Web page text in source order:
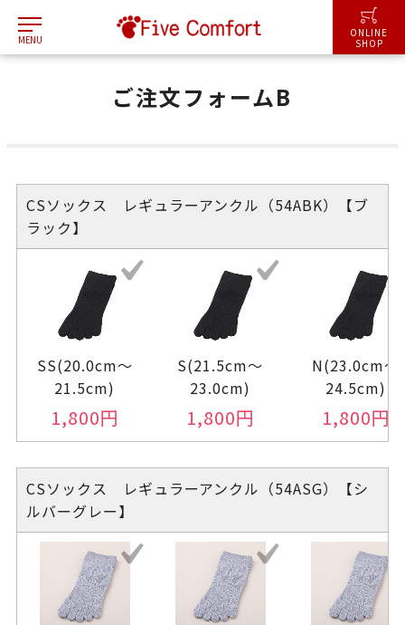
MENU
ONLINE
SHOP
ご注文フォームB
CSソックス レギュラーアンクル（54ABK）【ブ
ラック】
SS(20.0cm～
21.5cm)
1,800円
S(21.5cm～
23.0cm)
1,800円
N(23.0cm～
24.5cm)
1,800円
CSソックス レギュラーアンクル（54ASG）【シ
ルバーグレー】